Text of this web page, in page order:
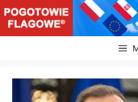
Przejdź
do
treści